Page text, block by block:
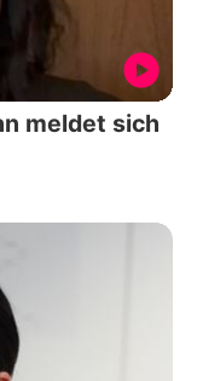
meldet sich